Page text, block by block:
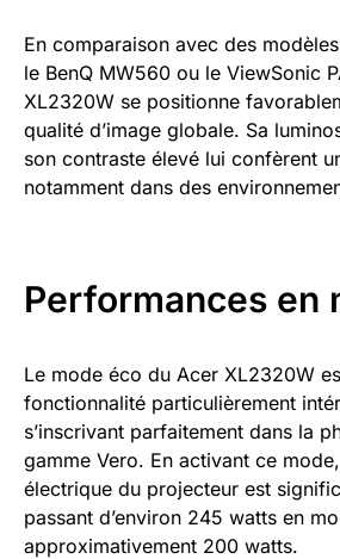
En comparaison avec des
le BenQ MW560 ou le ViewSonic
XL2320W se positionne
qualité d’image globale. Sa
son contraste élevé lui confèrent
notamment dans des
Performances en
Le mode éco du Acer XL2320W
fonctionnalité particulièrement
s’inscrivant parfaitement dans la
gamme Vero. En activant ce
électrique du projecteur est
passant d’environ 245 watts en
approximativement 200 watts.